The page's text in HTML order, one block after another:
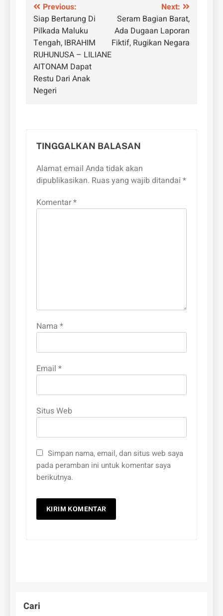
Navigasi
pos
Previous:
Siap Bertarung Di
Pilkada Maluku
Tengah, IBRAHIM
RUHUNUSA – LILIANE
AITONAM Dapat
Restu Dari Anak
Negeri
Next:
Seram Bagian Barat,
Ada Dugaan Laporan
Fiktif, Rugikan Negara
TINGGALKAN BALASAN
Alamat email Anda tidak akan
dipublikasikan. Ruas yang wajib ditandai *
Komentar*
Nama *
Email *
Situs Web
Simpan nama, email, dan situs web saya
pada peramban ini untuk komentar saya
berikutnya.
Cari